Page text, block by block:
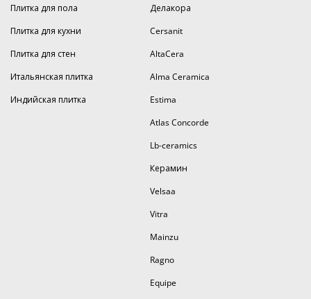
Плитка для пола
Плитка для кухни
Плитка для стен
Итальянская плитка
Индийская плитка
Делакора
Cersanit
AltaCera
Alma Ceramica
Estima
Atlas Concorde
Lb-ceramics
Керамин
Velsaa
Vitra
Mainzu
Ragno
Equipe